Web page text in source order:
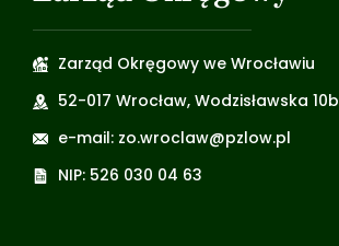
Zarząd Okręgowy we Wrocławiu
52-017 Wrocław, Wodzisławska 10b
e-mail: zo.wroclaw@pzlow.pl
NIP: 526 030 04 63